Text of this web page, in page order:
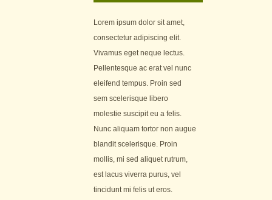
Lorem ipsum dolor sit amet,
consectetur adipiscing elit.
Vivamus eget neque lectus.
Pellentesque ac erat vel nunc
eleifend tempus. Proin sed
sem scelerisque libero
molestie suscipit eu a felis.
Nunc aliquam tortor non augue
blandit scelerisque. Proin
mollis, mi sed aliquet rutrum,
est lacus viverra purus, vel
tincidunt mi felis ut eros.